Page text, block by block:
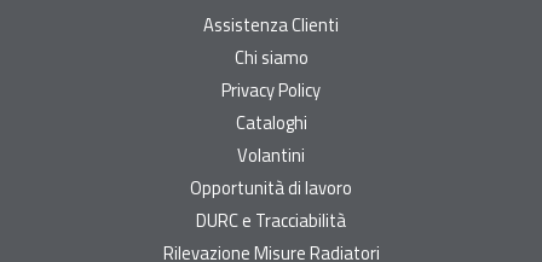
Assistenza Clienti
Chi siamo
Privacy Policy
Cataloghi
Volantini
Opportunità di lavoro
DURC e Tracciabilità
Rilevazione Misure Radiatori